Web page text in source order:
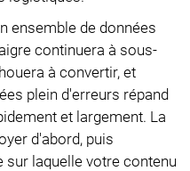
ensemble de données
continuera à sous-
à convertir, et
plein d'erreurs répand
et largement. La
d'abord, puis
sur laquelle votre contenu